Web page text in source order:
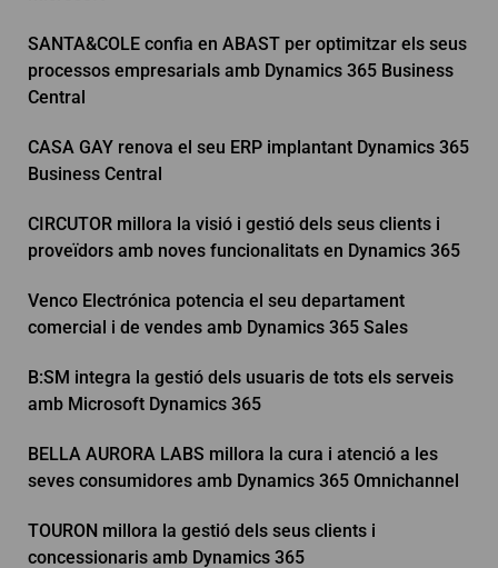
SANTA&COLE confia en ABAST per optimitzar els seus
processos empresarials amb Dynamics 365 Business
Central
CASA GAY renova el seu ERP implantant Dynamics 365
Business Central
CIRCUTOR millora la visió i gestió dels seus clients i
proveïdors amb noves funcionalitats en Dynamics 365
Venco Electrónica potencia el seu departament
comercial i de vendes amb Dynamics 365 Sales
B:SM integra la gestió dels usuaris de tots els serveis
amb Microsoft Dynamics 365
BELLA AURORA LABS millora la cura i atenció a les
seves consumidores amb Dynamics 365 Omnichannel
TOURON millora la gestió dels seus clients i
concessionaris amb Dynamics 365